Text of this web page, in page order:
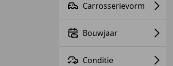
Carrosserievorm
Bouwjaar
Conditie